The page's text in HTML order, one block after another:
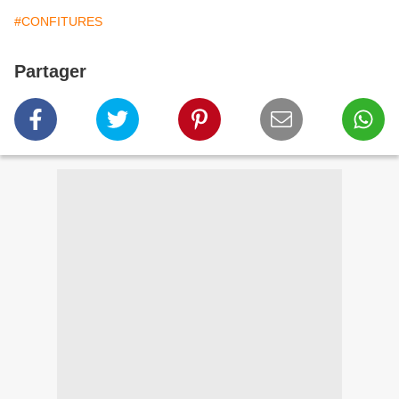
#CONFITURES
Partager